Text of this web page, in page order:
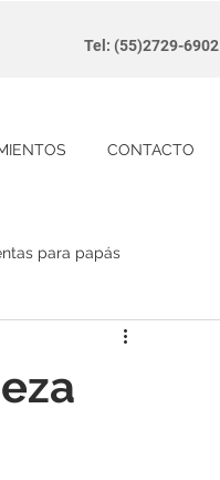
Tel: (55)2729-6902
CONTACTO
para papás